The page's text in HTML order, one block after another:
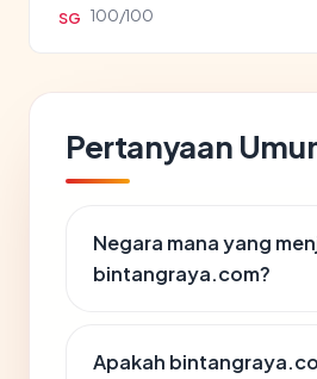
SG 100/100
Pertanyaan
Negara mana yang
bintangraya.com?
Apakah